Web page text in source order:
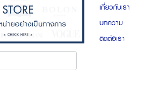
เกี่ยวกับเรา
บทความ
ติดต่อเรา